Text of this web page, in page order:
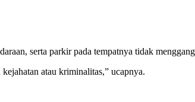
serta parkir pada tempatnya tidak
atau kriminalitas,” ucapnya.